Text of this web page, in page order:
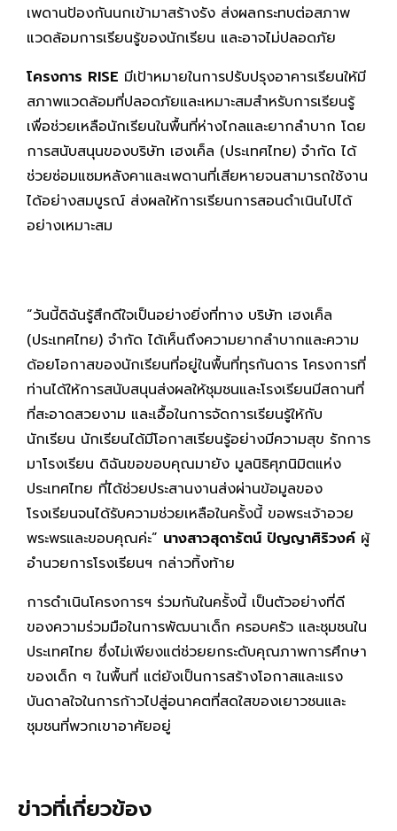
เพดานป้องกันนกเข้ามาสร้างรัง ส่งผลกระทบต่อสภาพ
แวดล้อมการเรียนรู้ของนักเรียน และอาจไม่ปลอดภัย
โครงการ RISE มีเป้าหมายในการปรับปรุงอาคารเรียนให้มี
สภาพแวดล้อมที่ปลอดภัยและเหมาะสมสำหรับการเรียนรู้
เพื่อช่วยเหลือนักเรียนในพื้นที่ห่างไกลและยากลำบาก โดย
การสนับสนุนของบริษัท เฮงเค็ล (ประเทศไทย) จำกัด ได้
ช่วยซ่อมแซมหลังคาและเพดานที่เสียหายจนสามารถใช้งาน
ได้อย่างสมบูรณ์ ส่งผลให้การเรียนการสอนดำเนินไปได้
อย่างเหมาะสม
“วันนี้ดิฉันรู้สึกดีใจเป็นอย่างยิ่งที่ทาง บริษัท เฮงเค็ล
(ประเทศไทย) จำกัด ได้เห็นถึงความยากลำบากและความ
ด้อยโอกาสของนักเรียนที่อยู่ในพื้นที่ทุรกันดาร โครงการที่
ท่านได้ให้การสนับสนุนส่งผลให้ชุมชนและโรงเรียนมีสถานที่
ที่สะอาดสวยงาม และเอื้อในการจัดการเรียนรู้ให้กับ
นักเรียน นักเรียนได้มีโอกาสเรียนรู้อย่างมีความสุข รักการ
มาโรงเรียน ดิฉันขอขอบคุณมายัง มูลนิธิศุภนิมิตแห่ง
ประเทศไทย ที่ได้ช่วยประสานงานส่งผ่านข้อมูลของ
โรงเรียนจนได้รับความช่วยเหลือในครั้งนี้ ขอพระเจ้าอวย
พระพรและขอบคุณค่ะ” นางสาวสุดารัตน์ ปัญญาศิริวงค์ ผู้
อำนวยการโรงเรียนฯ กล่าวทิ้งท้าย
การดำเนินโครงการฯ ร่วมกันในครั้งนี้ เป็นตัวอย่างที่ดี
ของความร่วมมือในการพัฒนาเด็ก ครอบครัว และชุมชนใน
ประเทศไทย ซึ่งไม่เพียงแต่ช่วยยกระดับคุณภาพการศึกษา
ของเด็ก ๆ ในพื้นที่ แต่ยังเป็นการสร้างโอกาสและแรง
บันดาลใจในการก้าวไปสู่อนาคตที่สดใสของเยาวชนและ
ชุมชนที่พวกเขาอาศัยอยู่
ข่าวที่เกี่ยวข้อง